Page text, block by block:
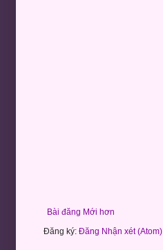
Bài đăng Mới hơn
Đăng ký: Đăng Nhận xét (Atom)